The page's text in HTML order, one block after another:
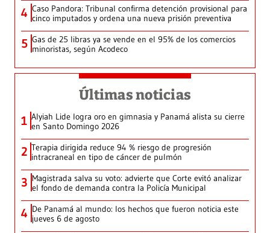
4 Caso Pandora: Tribunal confirma detención provisional para
cinco imputados y ordena una nueva prisión preventiva
5 Gas de 25 libras ya se vende en el 95% de los comercios
minoristas, según Acodeco
Últimas noticias
1 Alyiah Lide logra oro en gimnasia y Panamá alista su cierre
en Santo Domingo 2026
2 Terapia dirigida reduce 94 % riesgo de progresión
intracraneal en tipo de cáncer de pulmón
3 Magistrada salva su voto: advierte que Corte evitó analizar
el fondo de demanda contra la Policía Municipal
4 De Panamá al mundo: los hechos que fueron noticia este
jueves 6 de agosto